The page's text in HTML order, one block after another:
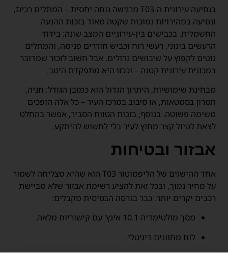
בנסיעה עירונית ה-T03 מרגישה נוחה יחסית – המתלים רכים,
ונסיעה במהירויות נמוכות שקטה מאוד בזכות ההנעה
החשמלית. בכבישים בין-עירוניים המצב שונה: בידוד
הרעשים בינוני, רעשי רוח וכביש חודרים פנימה, והמתלים
נוטים לקפוץ על שיבושים גדולים. אבל חשוב לזכור שמדובר
במכונית עירונית קטנה – וככזו היא מתפקדת היטב.
מבחינת שימושיות, היתרון הגדול הוא כמובן הגודל: חניה,
תמרון בסמטאות, או סיבוב במרכז העיר – כל אלה הופכים
משימה פשוטה. בנוסף, בזכות הטווח הסביר, אפשר בהחלט
לצאת לטיול קצר מחוץ לעיר בלי לחשוש להיתקע.
אבזור ובטיחות
אחד ההישגים של הליפמוטור T03 הוא שהיא מצליחה לשמור
על מחיר נמוך, ובכל זאת להציע רשימת אבזור שלא מביישת
רכבים יקרים יותר. כבר בגרסה הבסיסית מקבלים:
מסך מולטימדיה 10.1 אינץ' עם קישוריות מלאה.
לוח מחוונים דיגיטלי.